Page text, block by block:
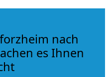
nach
es Ihnen